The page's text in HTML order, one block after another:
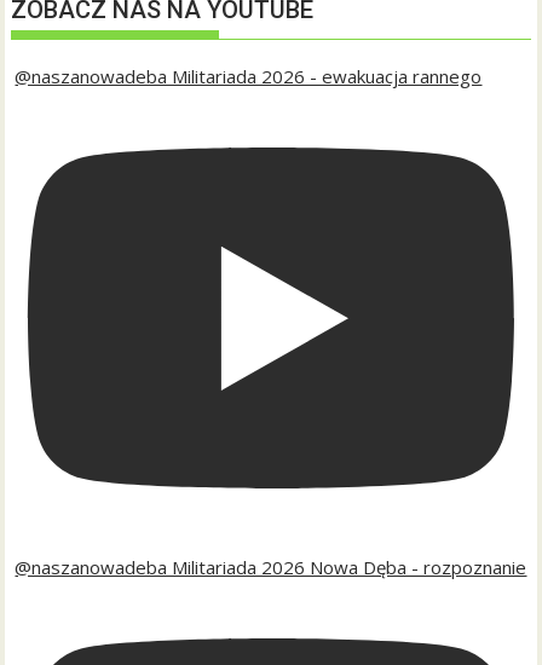
ZOBACZ NAS NA YOUTUBE
@naszanowadeba Militariada 2026 - ewakuacja rannego
@naszanowadeba Militariada 2026 Nowa Dęba - rozpoznanie